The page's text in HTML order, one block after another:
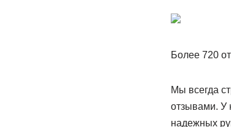
Более 720
Мы всегда
отзывами. У
надежных